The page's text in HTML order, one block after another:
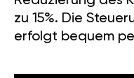
zu 15%. Die
erfolgt bequem